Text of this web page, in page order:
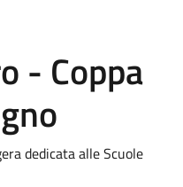
- Coppa
dedicata alle Scuole